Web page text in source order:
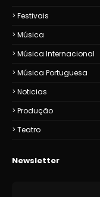
Festivais
Música
Música Internacional
Música Portuguesa
Noticias
Produção
Teatro
Newsletter